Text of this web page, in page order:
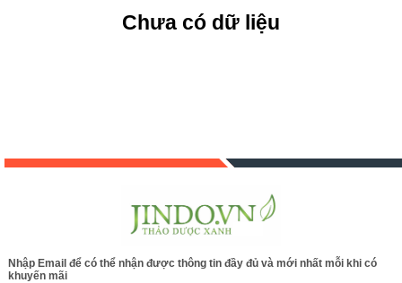
Chưa có dữ liệu
Nhập Email để có thể nhận được thông tin đầy đủ và mới nhất mỗi khi có
khuyến mãi